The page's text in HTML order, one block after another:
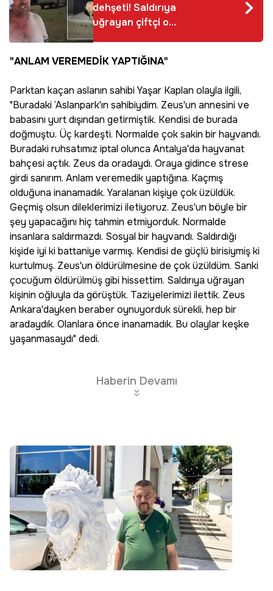
dehşeti! Saldırıya
uğrayan çiftçi o
anları anlattı: Şu
yoktum
"ANLAM VEREMEDİK YAPTIĞINA"
Parktan kaçan aslanın sahibi Yaşar Kaplan olayla ilgili,
"Buradaki ‘Aslanpark'ın sahibiydim. Zeus'un annesini ve
babasını yurt dışından getirmiştik. Kendisi de burada
doğmuştu. Üç kardeşti. Normalde çok sakin bir hayvandı.
Buradaki ruhsatımız iptal olunca Antalya'da hayvanat
bahçesi açtık. Zeus da oradaydı. Oraya gidince strese
girdi sanırım. Anlam veremedik yaptığına. Kaçmış
olduğuna inanamadık. Yaralanan kişiye çok üzüldük.
Geçmiş olsun dileklerimizi iletiyoruz. Zeus'un böyle bir
şey yapacağını hiç tahmin etmiyorduk. Normalde
insanlara saldırmazdı. Sosyal bir hayvandı. Saldırdığı
kişide iyi ki battaniye varmış. Kendisi de güçlü birisiymiş ki
kurtulmuş. Zeus'un öldürülmesine de çok üzüldüm. Sanki
çocuğum öldürülmüş gibi hissettim. Saldırıya uğrayan
kişinin oğluyla da görüştük. Taziyelerimizi ilettik. Zeus
Ankara'dayken beraber oynuyorduk sürekli, hep bir
aradaydık. Olanlara önce inanamadık. Bu olaylar keşke
yaşanmasaydı" dedi.
Haberin Devamı